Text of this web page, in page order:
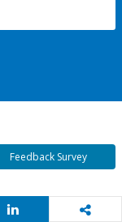
Feedback Survey